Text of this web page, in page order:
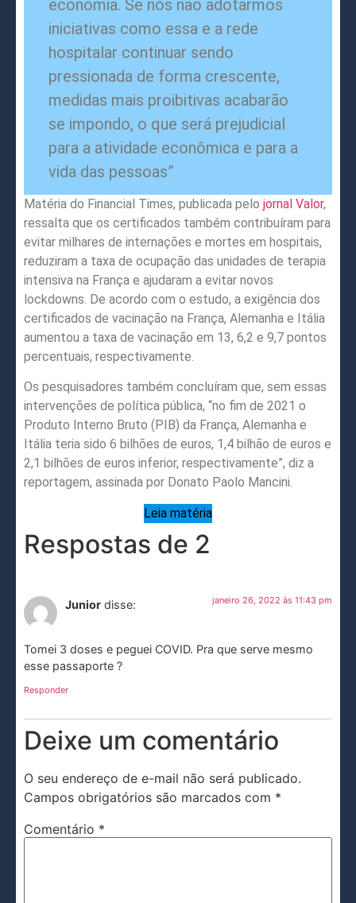
economia. Se nós não adotarmos
iniciativas como essa e a rede
hospitalar continuar sendo
pressionada de forma crescente,
medidas mais proibitivas acabarão
se impondo, o que será prejudicial
para a atividade econômica e para a
vida das pessoas”
Matéria do Financial Times, publicada pelo jornal Valor,
ressalta que os certificados também contribuíram para
evitar milhares de internações e mortes em hospitais,
reduziram a taxa de ocupação das unidades de terapia
intensiva na França e ajudaram a evitar novos
lockdowns. De acordo com o estudo, a exigência dos
certificados de vacinação na França, Alemanha e Itália
aumentou a taxa de vacinação em 13, 6,2 e 9,7 pontos
percentuais, respectivamente.
Os pesquisadores também concluíram que, sem essas
intervenções de política pública, “no fim de 2021 o
Produto Interno Bruto (PIB) da França, Alemanha e
Itália teria sido 6 bilhões de euros, 1,4 bilhão de euros e
2,1 bilhões de euros inferior, respectivamente”, diz a
reportagem, assinada por Donato Paolo Mancini.
Leia matéria
Respostas de 2
Junior disse: janeiro 26, 2022 às 11:43 pm
Tomei 3 doses e peguei COVID. Pra que serve mesmo
esse passaporte ?
Responder
Deixe um comentário
O seu endereço de e-mail não será publicado.
Campos obrigatórios são marcados com *
Comentário *